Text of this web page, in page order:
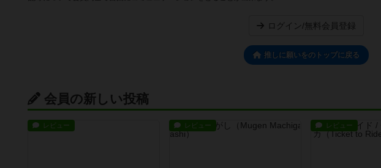
ログイン/無料会員登録
推しに願いをのトップに戻る
会員の新しい投稿
レビュー レビュー レビュー